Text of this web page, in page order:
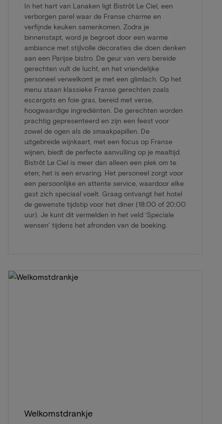
In het hart van Lanaken ligt Bistrôt Le Ciel, een
verborgen parel waar de Franse charme en
verfijnde keuken samenkomen. Zodra je
binnenstapt, word je begroet door een warme
ambiance met stijlvolle decoraties die doen denken
aan een Parijse bistro. De geur van vers bereide
gerechten vult de lucht, en het vriendelijke
personeel verwelkomt je met een glimlach. Op het
menu staan klassieke Franse gerechten zoals
escargots en foie gras, bereid met verse,
hoogwaardige ingrediënten. De gerechten worden
prachtig gepresenteerd en zijn een feest voor
zowel de ogen als de smaakpapillen. De
uitgebreide wijnkaart, met een focus op Franse
wijnen, biedt de perfecte aanvulling op je maaltijd.
Bistrôt Le Ciel is meer dan alleen een plek om te
eten; het is een ervaring. Het personeel zorgt voor
een persoonlijke en attente service, waardoor elke
gast zich speciaal voelt. Graag ontvangt het hotel
de gewenste tijdstip voor het diner (18:00 of 20:00
uur). Je kunt dit vermelden in het veld ‘Speciale
wensen’ tijdens het afronden van de boeking.
Welkomstdrankje